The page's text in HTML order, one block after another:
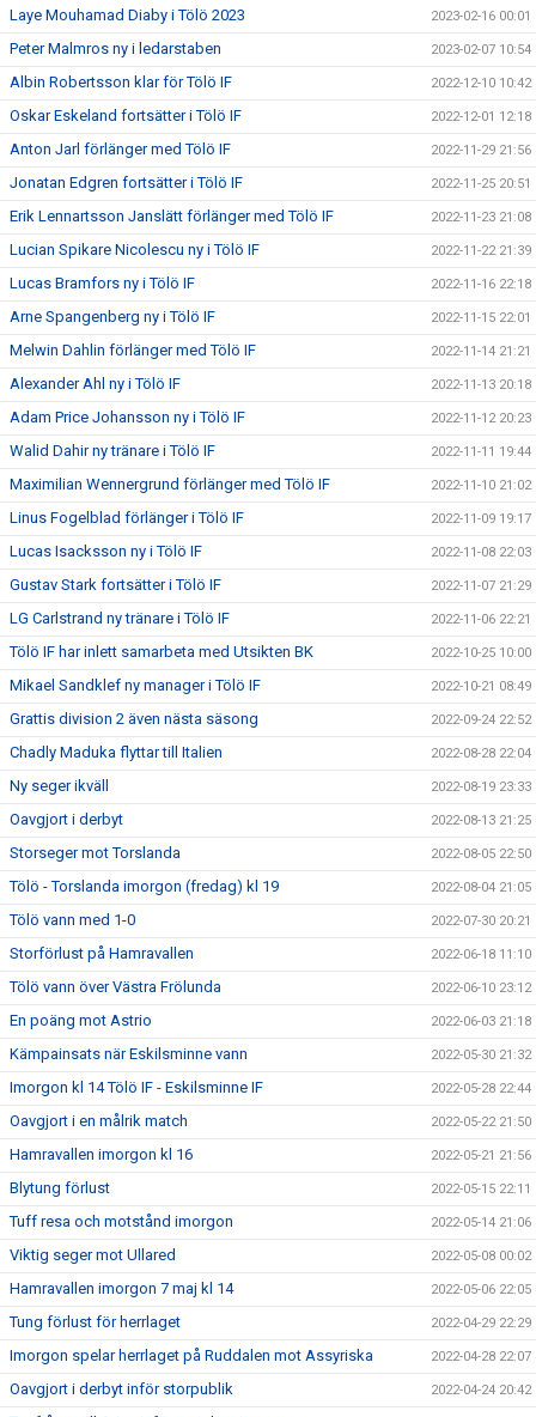
Laye Mouhamad Diaby i Tölö 2023 2023-02-16 00:01
Peter Malmros ny i ledarstaben 2023-02-07 10:54
Albin Robertsson klar för Tölö IF 2022-12-10 10:42
Oskar Eskeland fortsätter i Tölö IF 2022-12-01 12:18
Anton Jarl förlänger med Tölö IF 2022-11-29 21:56
Jonatan Edgren fortsätter i Tölö IF 2022-11-25 20:51
Erik Lennartsson Janslätt förlänger med Tölö IF 2022-11-23 21:08
Lucian Spikare Nicolescu ny i Tölö IF 2022-11-22 21:39
Lucas Bramfors ny i Tölö IF 2022-11-16 22:18
Arne Spangenberg ny i Tölö IF 2022-11-15 22:01
Melwin Dahlin förlänger med Tölö IF 2022-11-14 21:21
Alexander Ahl ny i Tölö IF 2022-11-13 20:18
Adam Price Johansson ny i Tölö IF 2022-11-12 20:23
Walid Dahir ny tränare i Tölö IF 2022-11-11 19:44
Maximilian Wennergrund förlänger med Tölö IF 2022-11-10 21:02
Linus Fogelblad förlänger i Tölö IF 2022-11-09 19:17
Lucas Isacksson ny i Tölö IF 2022-11-08 22:03
Gustav Stark fortsätter i Tölö IF 2022-11-07 21:29
LG Carlstrand ny tränare i Tölö IF 2022-11-06 22:21
Tölö IF har inlett samarbeta med Utsikten BK 2022-10-25 10:00
Mikael Sandklef ny manager i Tölö IF 2022-10-21 08:49
Grattis division 2 även nästa säsong 2022-09-24 22:52
Chadly Maduka flyttar till Italien 2022-08-28 22:04
Ny seger ikväll 2022-08-19 23:33
Oavgjort i derbyt 2022-08-13 21:25
Storseger mot Torslanda 2022-08-05 22:50
Tölö - Torslanda imorgon (fredag) kl 19 2022-08-04 21:05
Tölö vann med 1-0 2022-07-30 20:21
Storförlust på Hamravallen 2022-06-18 11:10
Tölö vann över Västra Frölunda 2022-06-10 23:12
En poäng mot Astrio 2022-06-03 21:18
Kämpainsats när Eskilsminne vann 2022-05-30 21:32
Imorgon kl 14 Tölö IF - Eskilsminne IF 2022-05-28 22:44
Oavgjort i en målrik match 2022-05-22 21:50
Hamravallen imorgon kl 16 2022-05-21 21:56
Blytung förlust 2022-05-15 22:11
Tuff resa och motstånd imorgon 2022-05-14 21:06
Viktig seger mot Ullared 2022-05-08 00:02
Hamravallen imorgon 7 maj kl 14 2022-05-06 22:05
Tung förlust för herrlaget 2022-04-29 22:29
Imorgon spelar herrlaget på Ruddalen mot Assyriska 2022-04-28 22:07
Oavgjort i derbyt inför storpublik 2022-04-24 20:42